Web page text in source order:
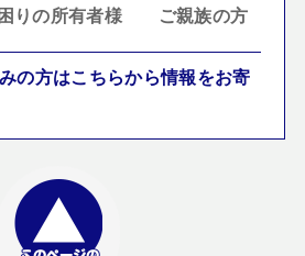
困りの所有者様 ご親族の方
の方はこちらから情報をお寄